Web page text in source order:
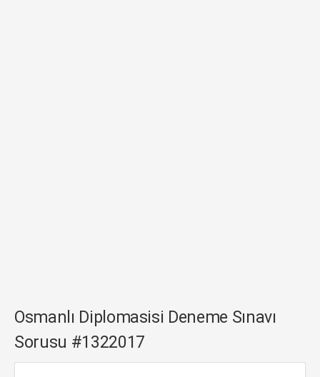
Osmanlı Diplomasisi Deneme Sınavı
Sorusu #1322017